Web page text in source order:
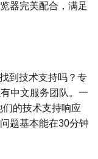
器完美配合，满足
到技术支持吗？专
中文服务团队。一
的技术支持响应
题基本能在30分钟